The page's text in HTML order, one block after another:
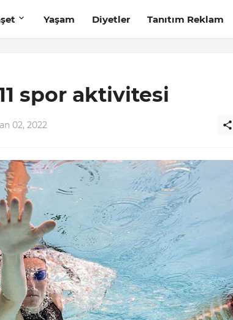
Yaşam Diyetler Tanıtım Reklam
spor aktivitesi
02, 2022